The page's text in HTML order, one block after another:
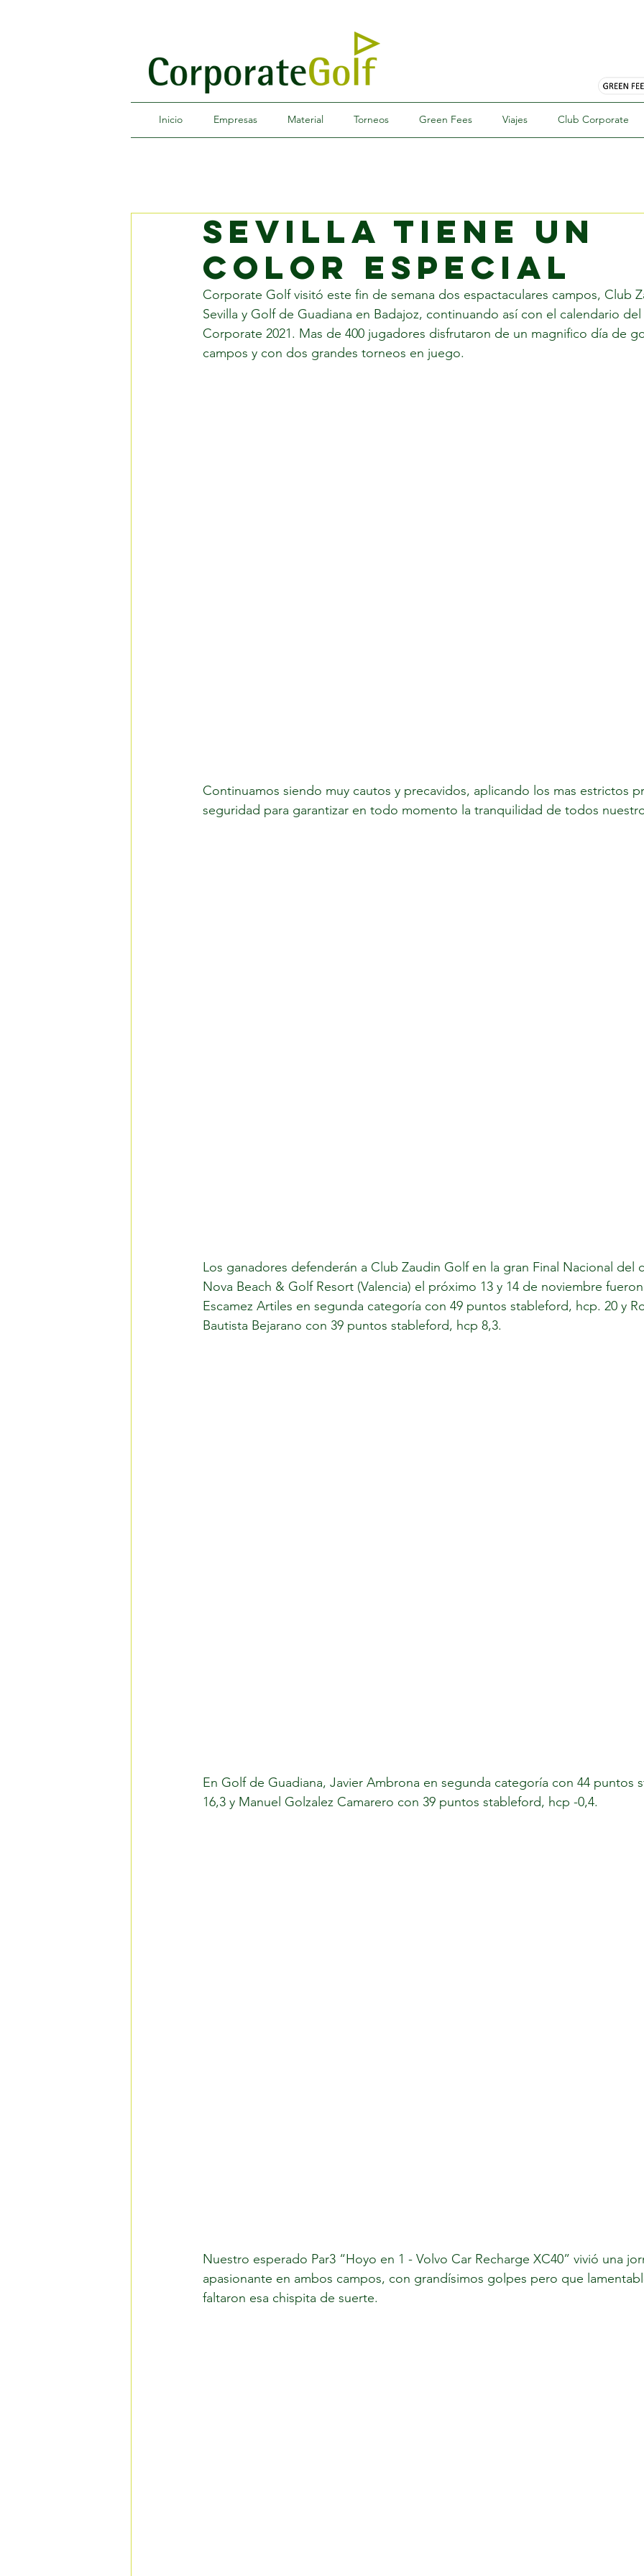
Inicio Empresas Material Torneos Green Fees Viajes Club Corporate
SEVILLA TIENE UN
COLOR ESPECIAL
Corporate Golf visitó este fin de semana dos espactaculares campos, Club
Sevilla y Golf de Guadiana en Badajoz, continuando así con el calendario
Corporate 2021. Mas de 400 jugadores disfrutaron de un magnifico día de
campos y con dos grandes torneos en juego.
Continuamos siendo muy cautos y precavidos, aplicando los mas estrictos
seguridad para garantizar en todo momento la tranquilidad de todos
Los ganadores defenderán a Club Zaudin Golf en la gran Final Nacional del
Nova Beach & Golf Resort (Valencia) el próximo 13 y 14 de noviembre
Escamez Artiles en segunda categoría con 49 puntos stableford, hcp. 20 y
En Golf de Guadiana, Javier Ambrona en segunda categoría con 44 puntos
Nuestro esperado Par3 “Hoyo en 1 - Volvo Car Recharge XC40” vivió una
apasionante en ambos campos, con grandísimos golpes pero que
faltaron esa chispita de suerte.